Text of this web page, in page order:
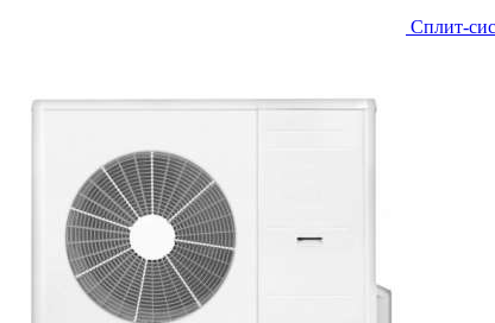
Сплит-